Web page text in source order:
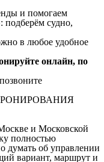
и помогаем
подберём судно,
в любое удобное
онлайн, по
и Московской
полностью
думать об управлении
вариант, маршрут и